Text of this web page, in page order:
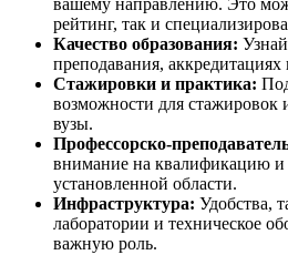
вашему направлению. Это
рейтинг, так и
Качество образования:
преподавания, аккредитациях
Стажировки и практика:
возможности для стажировок
вузы.
Профессорско-
внимание на квалификацию и
установленной области.
Инфраструктура: Удобства,
лаборатории и техническое
важную роль.